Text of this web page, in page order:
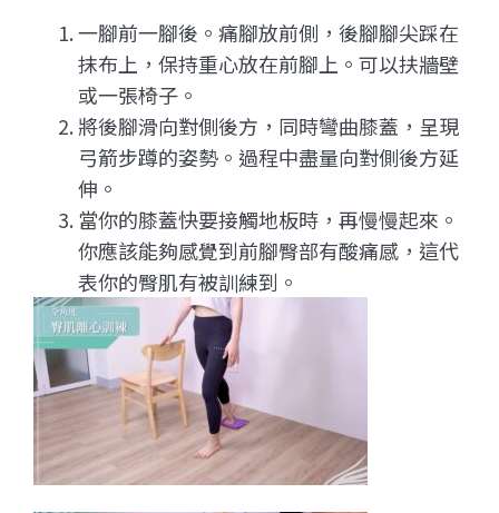
一腳前一腳後。痛腳放前側，後腳腳尖踩在
抹布上，保持重心放在前腳上。可以扶牆壁
或一張椅子。
將後腳滑向對側後方，同時彎曲膝蓋，呈現
弓箭步蹲的姿勢。過程中盡量向對側後方延
伸。
當你的膝蓋快要接觸地板時，再慢慢起來。
你應該能夠感覺到前腳臀部有酸痛感，這代
表你的臀肌有被訓練到。